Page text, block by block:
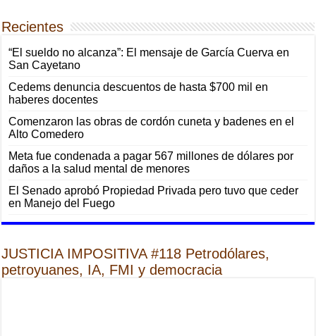
Recientes
“El sueldo no alcanza”: El mensaje de García Cuerva en
San Cayetano
Cedems denuncia descuentos de hasta $700 mil en
haberes docentes
Comenzaron las obras de cordón cuneta y badenes en el
Alto Comedero
Meta fue condenada a pagar 567 millones de dólares por
daños a la salud mental de menores
El Senado aprobó Propiedad Privada pero tuvo que ceder
en Manejo del Fuego
JUSTICIA IMPOSITIVA #118 Petrodólares,
petroyuanes, IA, FMI y democracia